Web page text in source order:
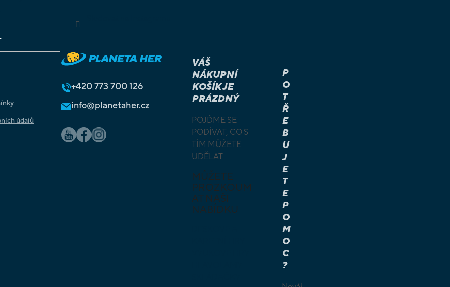
údajů
+420773 700 126
info@planetaher.cz
VÁŠ
NÁKUPNÍ
KOŠÍK JE
PRÁZDNÝ
POJĎME SE
PODÍVAT, CO S
TÍM MŮŽETE
UDĚLAT
MŮŽETE
PROZKOUM
AT NAŠI
NABÍDKU
P
O
T
Ř
E
B
U
J
E
T
E
P
O
M
O
C
?